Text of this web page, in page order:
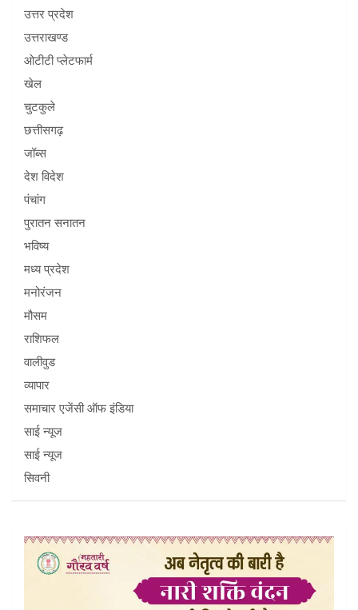
उत्तर प्रदेश
उत्तराखण्ड
ओटीटी प्लेटफार्म
खेल
चुटकुले
छत्तीसगढ़
जॉब्स
देश विदेश
पंचांग
पुरातन सनातन
भविष्य
मध्य प्रदेश
मनोरंजन
मौसम
राशिफल
वालीवुड
व्यापार
समाचार एजेंसी ऑफ इंडिया
साई न्यूज
साई न्यूज
सिवनी